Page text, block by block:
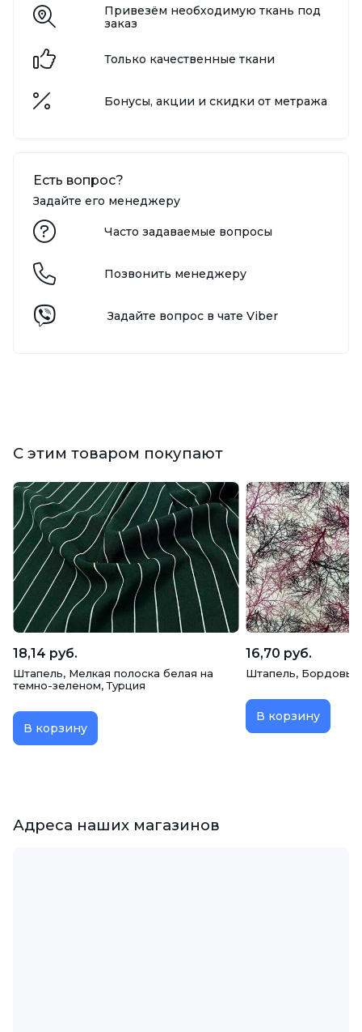
Привезём необходимую ткань под
заказ
Только качественные ткани
Бонусы, акции и скидки от метража
Есть вопрос?
Задайте его менеджеру
Часто задаваемые вопросы
Позвонить менеджеру
Задайте вопрос в чате Viber
С этим товаром покупают
18,14 руб.
Штапель, Мелкая полоска белая на
темно-зеленом, Турция
В корзину
16,70 руб.
Штапель, Бордовые
В корзину
Адреса наших магазинов